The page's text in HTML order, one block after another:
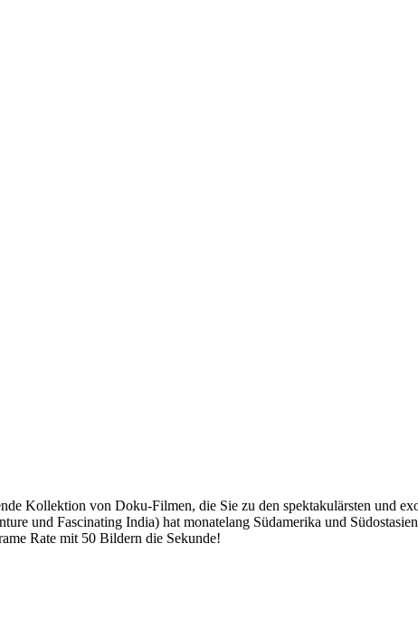
Kollektion von Doku-Filmen, die Sie zu den spektakulärsten und
und Fascinating India) hat monatelang Südamerika und
Rate mit 50 Bildern die Sekunde!